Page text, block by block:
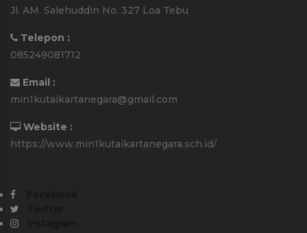
Jl. AM. Salehuddin No. 327 Loa Tebu
Telepon :
085249081712
Email :
min1kutaikartanegara@gmail.com
Website :
https://www.min1kutaikartanegara.sch.id/